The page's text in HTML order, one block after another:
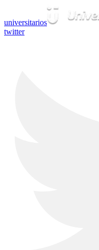
universitarios
twitter